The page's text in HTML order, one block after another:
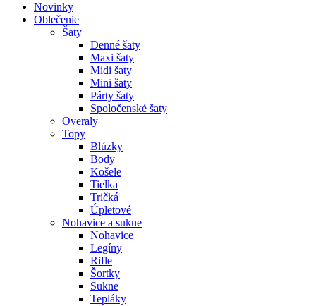
Novinky
Oblečenie
Šaty
Denné šaty
Maxi šaty
Midi šaty
Mini šaty
Párty šaty
Spoločenské šaty
Overaly
Topy
Blúzky
Body
Košele
Tielka
Tričká
Úpletové
Nohavice a sukne
Nohavice
Legíny
Rifle
Šortky
Sukne
Tepláky